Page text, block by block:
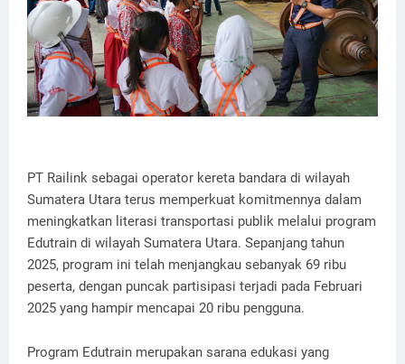
PT Railink sebagai operator kereta bandara di wilayah
Sumatera Utara terus memperkuat komitmennya dalam
meningkatkan literasi transportasi publik melalui program
Edutrain di wilayah Sumatera Utara. Sepanjang tahun
2025, program ini telah menjangkau sebanyak 69 ribu
peserta, dengan puncak partisipasi terjadi pada Februari
2025 yang hampir mencapai 20 ribu pengguna.
Program Edutrain merupakan sarana edukasi yang